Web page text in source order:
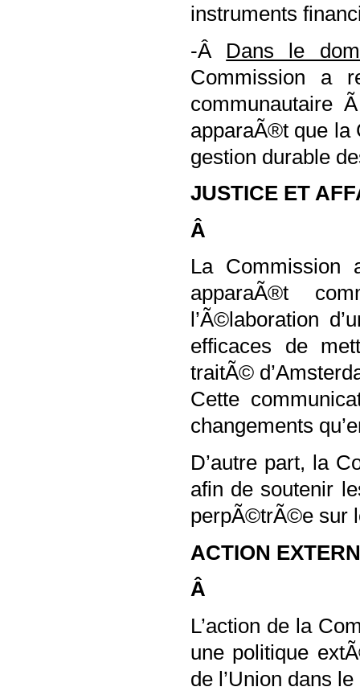
instruments
-Â Dans le
Commission a
communautaire
apparaÃ®t que la
gestion durable
JUSTICE ET
Â
La Commission
apparaÃ®t
l’Ã©laboration
efficaces de
traitÃ©
Cette
changements
D’autre part, la
afin de soutenir
perpÃ©trÃ©e sur
ACTION
Â
L’action de la
une politique
de l’Union dans